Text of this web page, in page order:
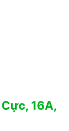
16A,